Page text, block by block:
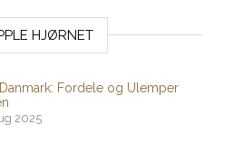
HJØRNET
Fordele og Ulemper
2025